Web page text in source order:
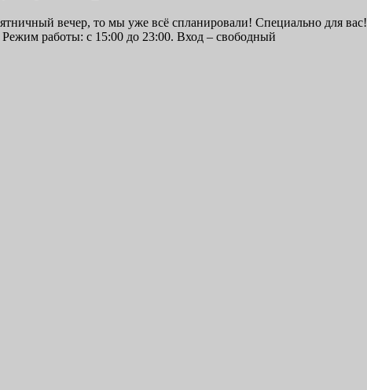
вечер, то мы уже всё спланировали! Специально для вас!
работы: с 15:00 до 23:00. Вход – свободный